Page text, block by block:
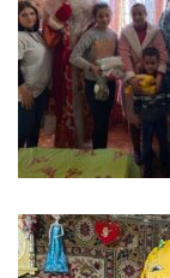
Relații
cu
Publicul,